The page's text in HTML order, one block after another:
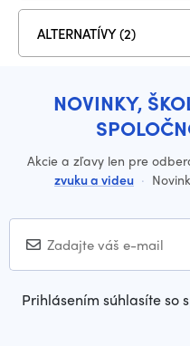
ALTERNATÍVY (2)
NOVINKY,
Akcie a zľavy len pre
zvuku a videu ·
Prihlásením súhlasíte so